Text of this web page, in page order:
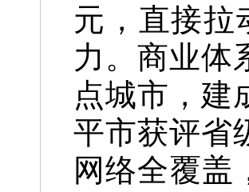
元，直接拉
力。商业体
点城市，建
平市获评省
网络全覆盖